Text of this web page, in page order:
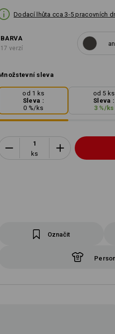
Dodací lhůta cca 3-5 pracovních
BARVA
17 verzí
sleva
od 1 ks
Sleva :
0 %/ ks
od 5 ks
Sleva :
3%/ks
ks
Označit